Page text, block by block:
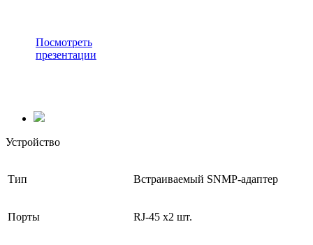
Посмотреть
презентации
Устройство
Тип Встраиваемый SNMP-адаптер
Порты RJ-45 х2 шт.